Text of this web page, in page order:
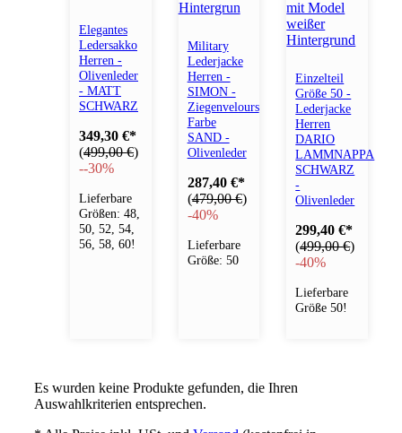
Elegantes
Ledersakko
Herren -
Olivenleder
- MATT
SCHWARZ
349,30 €*
(499,00 €)
--30%
Lieferbare
Größen: 48,
50, 52, 54,
56, 58, 60!
Military
Lederjacke
Herren -
SIMON -
Ziegenvelours
Farbe
SAND -
Olivenleder
287,40 €*
(479,00 €)
-40%
Lieferbare
Größe: 50
Einzelteil
Größe 50 -
Lederjacke
Herren
DARIO
LAMMNAPPA
SCHWARZ
-
Olivenleder
299,40 €*
(499,00 €)
-40%
Lieferbare
Größe 50!
Es wurden keine Produkte gefunden, die Ihren
Auswahlkriterien entsprechen.